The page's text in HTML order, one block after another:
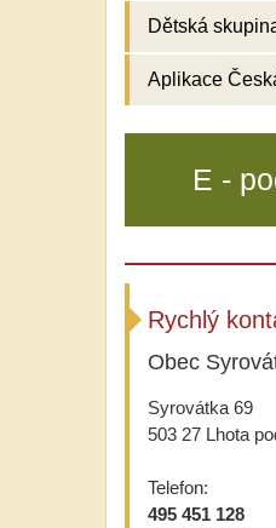
Dětská
Aplikace
E -
Rychlý
Obec
Syrovátka 69
503 27 Lhota
Telefon:
495 451 128